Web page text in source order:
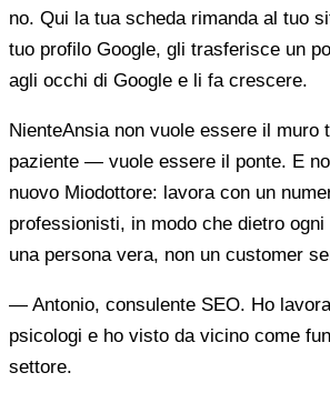
no. Qui la tua scheda rimanda al tuo
tuo profilo Google, gli trasferisce un
agli occhi di Google e li fa crescere.
NienteAnsia non vuole essere il muro
paziente — vuole essere il ponte. E
nuovo Miodottore: lavora con un
professionisti, in modo che dietro
una persona vera, non un customer
— Antonio, consulente SEO. Ho
psicologi e ho visto da vicino come
settore.